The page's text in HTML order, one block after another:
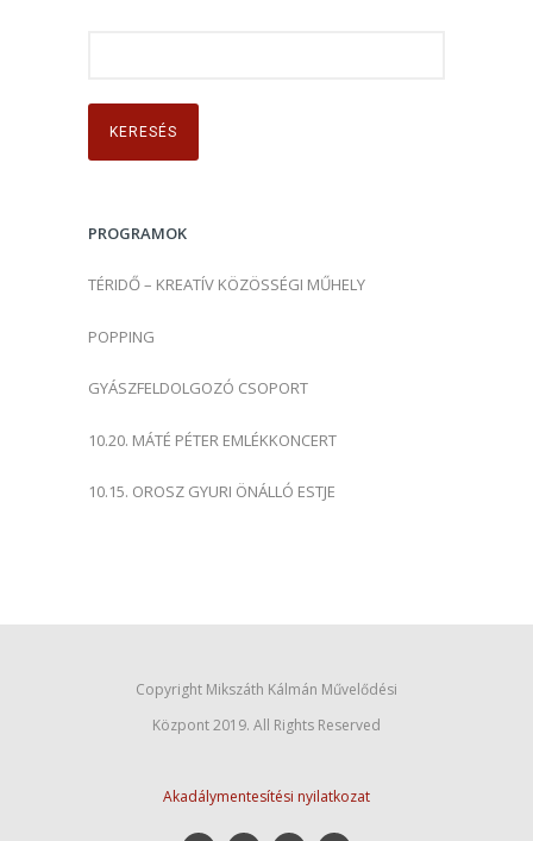
r
s
:PROGRAMOK
TÉRIDŐ – KREATÍV KÖZÖSSÉGI MŰHELY
POPPING
GYÁSZFELDOLGOZÓ CSOPORT
10.20. MÁTÉ PÉTER EMLÉKKONCERT
10.15. OROSZ GYURI ÖNÁLLÓ ESTJE
Copyright Mikszáth Kálmán Művelődési
Központ 2019. All Rights Reserved
Akadálymentesítési nyilatkozat